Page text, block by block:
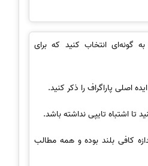
گونه‌ای انتخاب کنید که برای
اصلی پاراگراف را ذکر کنید.
تا اشتباه تایپی نداشته باشد.
کافی بلند بوده و همه مطالب